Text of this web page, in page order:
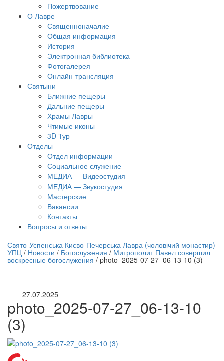
Пожертвование
О Лавре
Священноначалие
Общая информация
История
Электронная библиотека
Фотогалерея
Онлайн-трансляция
Святыни
Ближние пещеры
Дальние пещеры
Храмы Лавры
Чтимые иконы
3D Тур
Отделы
Отдел информации
Социальное служение
МЕДИА — Видеостудия
МЕДИА — Звукостудия
Мастерские
Вакансии
Контакты
Вопросы и ответы
трансляция | 12 сентября
трансляции
Свято-Успенська Києво-Печерська Лавра (чоловічий монастир)
УПЦ / Новости / Богослужения / Митрополит Павел совершил
воскресные богослужения / photo_2025-07-27_06-13-10 (3)
27.07.2025
photo_2025-07-27_06-13-10
(3)